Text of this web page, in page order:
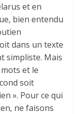
et en
bien entendu
dans un texte
simpliste. Mais
et le
soit
». Pour ce qui
ne faisons